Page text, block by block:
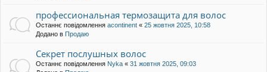
профессиональная термозащита для волос
Останнє повідомлення acontinent « 25 жовтня 2025, 10:58
Додано в Продаю
Секрет послушных волос
Останнє повідомлення Nyka « 31 жовтня 2025, 09:03